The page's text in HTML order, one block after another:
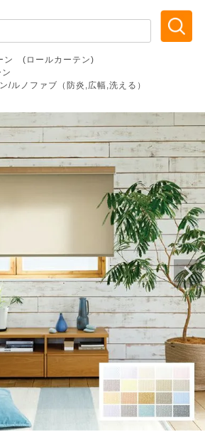
ン (ロールカーテン)
/ルノファブ（防炎,広幅,洗える）